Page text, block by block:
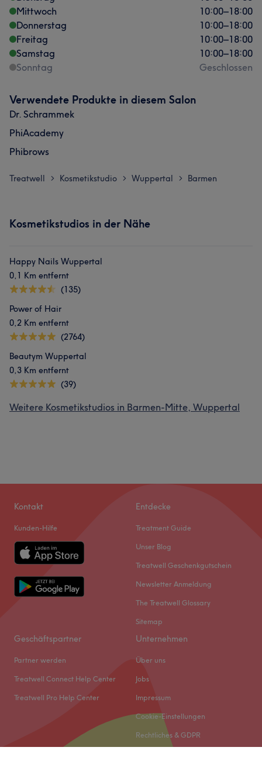
Mittwoch
10:00–18:00
Donnerstag
10:00–18:00
Freitag
10:00–18:00
Samstag
10:00–18:00
Sonntag
Geschlossen
Verwendete Produkte in diesem Salon
Dr. Schrammek
PhiAcademy
Phibrows
Treatwell > Kosmetikstudio > Wuppertal > Barmen
Kosmetikstudios in der Nähe
Happy Nails Wuppertal
0,1 Km entfernt
(135)
Power of Hair
0,2 Km entfernt
(2764)
Beautym Wuppertal
0,3 Km entfernt
(39)
Weitere Kosmetikstudios in Barmen-Mitte, Wuppertal
Kontakt
Kunden-Hilfe
Entdecke
Treatment Guide
Unser Blog
Treatwell Geschenkgutschein
Newsletter Anmeldung
The Treatwell Glossary
Sitemap
Geschäftspartner
Partner werden
Treatwell Connect Help Center
Treatwell Pro Help Center
Unternehmen
Über uns
Jobs
Impressum
Cookie-Einstellungen
Rechtliches & GDPR